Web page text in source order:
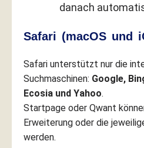
danach
Safari (macOS und
Safari unterstützt nur die
Suchmaschinen: Google,
Ecosia und Yahoo.
Startpage oder Qwant
Erweiterung oder die
werden.